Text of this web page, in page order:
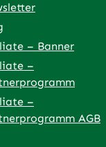
(externer Link)
Tab (externer
in neuem Tab
in neuem
öffnet in neuem
an – öffnet
– Banner
–
–
AGB